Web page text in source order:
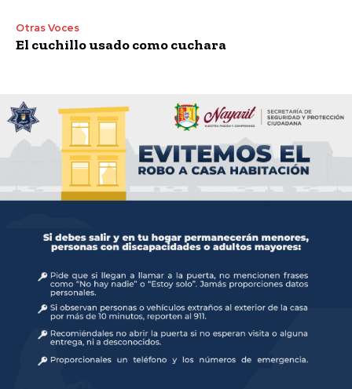
Otras Voces
El cuchillo usado como cuchara